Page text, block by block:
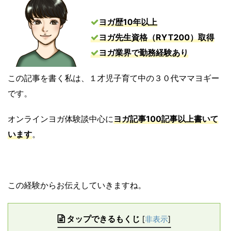
ヨガ歴10年以上
ヨガ先生資格（RYT200）取得
ヨガ業界で勤務経験あり
この記事を書く私は、１才児子育て中の３０代ママヨギー
です。
オンラインヨガ体験談中心にヨガ記事100記事以上書いて
います。
この経験からお伝えしていきますね。
タップできるもくじ [非表示]